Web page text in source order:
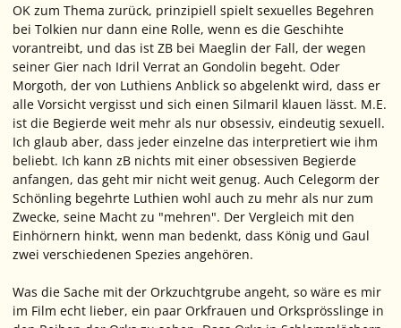
OK zum Thema zurück, prinzipiell spielt sexuelles Begehren
bei Tolkien nur dann eine Rolle, wenn es die Geschihte
vorantreibt, und das ist ZB bei Maeglin der Fall, der wegen
seiner Gier nach Idril Verrat an Gondolin begeht. Oder
Morgoth, der von Luthiens Anblick so abgelenkt wird, dass er
alle Vorsicht vergisst und sich einen Silmaril klauen lässt. M.E.
ist die Begierde weit mehr als nur obsessiv, eindeutig sexuell.
Ich glaub aber, dass jeder einzelne das interpretiert wie ihm
beliebt. Ich kann zB nichts mit einer obsessiven Begierde
anfangen, das geht mir nicht weit genug. Auch Celegorm der
Schönling begehrte Luthien wohl auch zu mehr als nur zum
Zwecke, seine Macht zu "mehren". Der Vergleich mit den
Einhörnern hinkt, wenn man bedenkt, dass König und Gaul
zwei verschiedenen Spezies angehören.
Was die Sache mit der Orkzuchtgrube angeht, so wäre es mir
im Film echt lieber, ein paar Orkfrauen und Orksprösslinge in